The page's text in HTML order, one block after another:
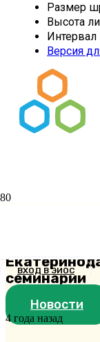
Размер
Высота
Интервал
Версия
ВХОД В ЭИОС
семинарии
Новости
4 года назад